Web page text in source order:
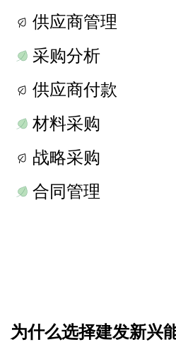
供应商管理
采购分析
供应商付款
材料采购
战略采购
合同管理
为什么选择建发新兴